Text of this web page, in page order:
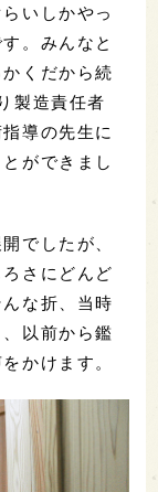
いしかやっ
。みんなと
くだから続
製造責任者
導の先生に
ができまし
でしたが、
さにどんど
な折、当時
以前から鑑
かけます。